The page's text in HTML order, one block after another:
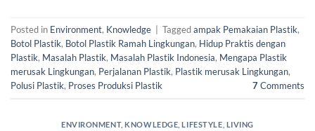
Posted in Environment, Knowledge Taggedampak Pemakaian Plastik,
Botol Plastik, Botol Plastik Ramah Lingkungan, Hidup Praktis dengan
Plastik, Masalah Plastik, Masalah Plastik Indonesia, Mengapa Plastik
merusak Lingkungan, Perjalanan Plastik, Plastik merusak Lingkungan,
Polusi Plastik, Proses Produksi Plastik 7Comments
ENVIRONMENT, KNOWLEDGE ,LIFESTYLE LIVING